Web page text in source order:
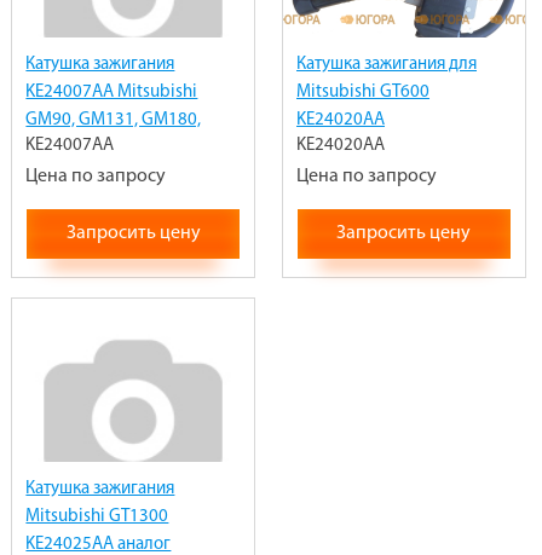
Катушка зажигания
KE24007AA Mitsubishi
GM90, GM131, GM180,
GM181, KE24009AA,
KE24010AA
KE24007AA
Цена по запросу
Запросить цену
Катушка зажигания для
Mitsubishi GT600
KE24020AA
KE24020AA
Цена по запросу
Запросить цену
Катушка зажигания
Mitsubishi GT1300
KE24025AA аналог